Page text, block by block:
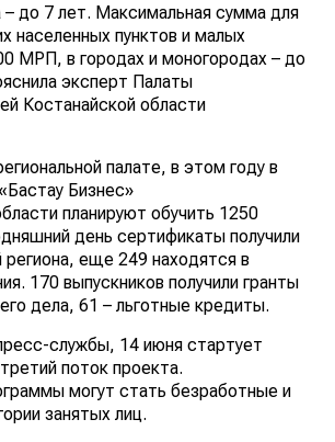
до 7 лет. Максимальная сумма для
населенных пунктов и малых
МРП, в городах и моногородах – до
эксперт Палаты
Костанайской области
палате, в этом году в
Бизнес»
планируют обучить 1250
день сертификаты получили
еще 249 находятся в
170 выпускников получили гранты
дела, 61 – льготные кредиты.
службы, 14 июня стартует
поток проекта.
могут стать безработные и
занятых лиц.